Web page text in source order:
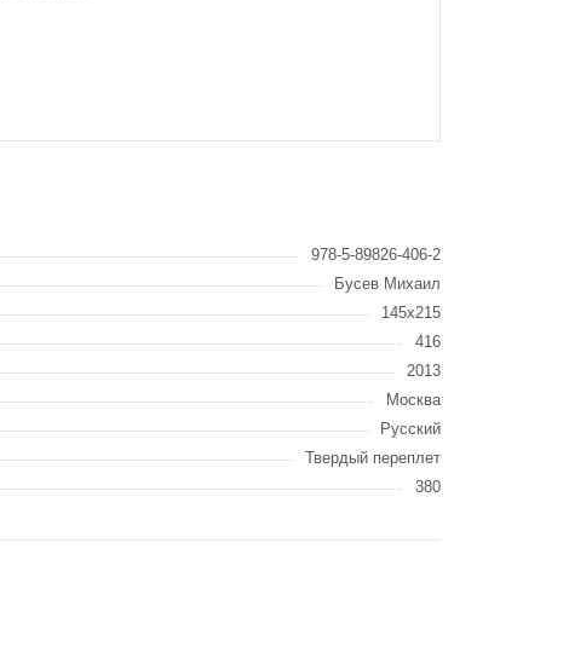
978-5-89826-406-2
Бусев Михаил
145х215
416
2013
Москва
Русский
Твердый переплет
380